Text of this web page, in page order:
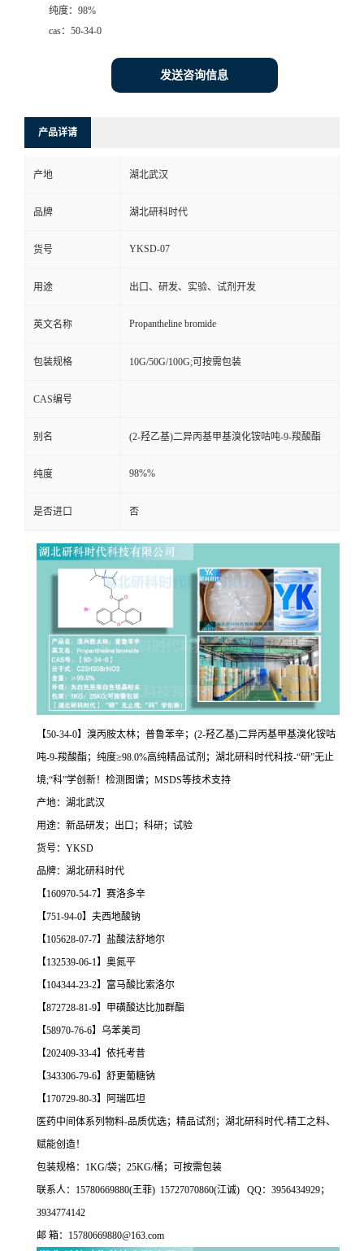
纯度： 98%
cas： 50-34-0
发送咨询信息
产品详请
产地 湖北武汉
品牌 湖北研科时代
货号 YKSD-07
用途 出口、研发、实验、试剂开发
英文名称 Propantheline bromide
包装规格 10G/50G/100G;可按需包装
CAS编号
别名 (2-羟乙基)二异丙基甲基溴化铵咕吨-9-羧酸酯
纯度 98%%
是否进口 否
【50-34-0】溴丙胺太林；普鲁苯辛；(2-羟乙基)二异丙基甲基溴化铵咕
吨-9-羧酸酯；纯度≥98.0%高纯精品试剂；湖北研科时代科技-“研”无止
境;“科”学创新！检测图谱；MSDS等技术支持
产地：湖北武汉
用途：新品研发；出口；科研；试验
货号：YKSD
品牌：湖北研科时代
【160970-54-7】赛洛多辛
【751-94-0】夫西地酸钠
【105628-07-7】盐酸法舒地尔
【132539-06-1】奥氮平
【104344-23-2】富马酸比索洛尔
【872728-81-9】甲磺酸达比加群酯
【58970-76-6】乌苯美司
【202409-33-4】依托考昔
【343306-79-6】舒更葡糖钠
【170729-80-3】阿瑞匹坦
医药中间体系列物料-品质优选；精品试剂；湖北研科时代-精工之料、
赋能创造！
包装规格：1KG/袋；25KG/桶；可按需包装
联系人：15780669880(王菲) 15727070860(江诚) QQ：3956434929；
3934774142
邮 箱：15780669880@163.com